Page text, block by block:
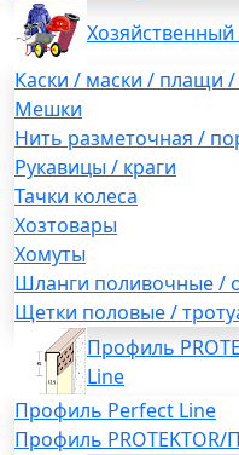
Каски / маски / плащи
Мешки
Нить разметочная /
Рукавицы / краги
Тачки колеса
Хозтовары
Хомуты
Шланги поливочные /
Щетки половые /
Профиль
Line
Профиль Perfect Line
Профиль PROTEKTOR/